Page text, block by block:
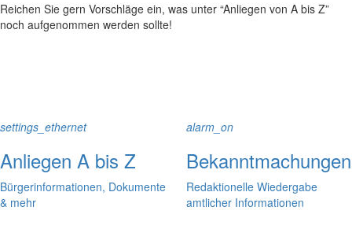
Reichen Sie gern Vorschläge ein, was unter “Anliegen von A bis Z”
noch aufgenommen werden sollte!
settings_ethernet
Anliegen A bis Z
Bürgerinformationen, Dokumente
& mehr
alarm_on
Bekanntmachungen
Redaktionelle Wiedergabe
amtlicher Informationen